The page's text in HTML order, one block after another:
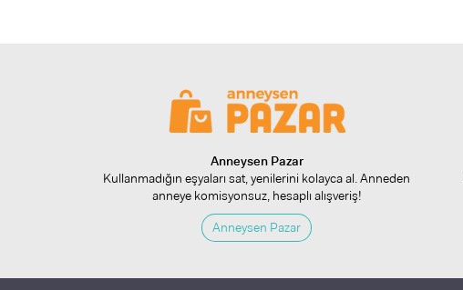
Anneysen Pazar
Kullanmadığın eşyaları sat, yenilerini kolayca al. Anneden
anneye komisyonsuz, hesaplı alışveriş!
Anneysen Pazar